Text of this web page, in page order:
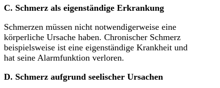
C. Schmerz als eigenständige Erkrankung
Schmerzen müssen nicht notwendigerweise eine
körperliche Ursache haben. Chronischer Schmerz
beispielsweise ist eine eigenständige Krankheit und
hat seine Alarmfunktion verloren.
D. Schmerz aufgrund seelischer Ursachen